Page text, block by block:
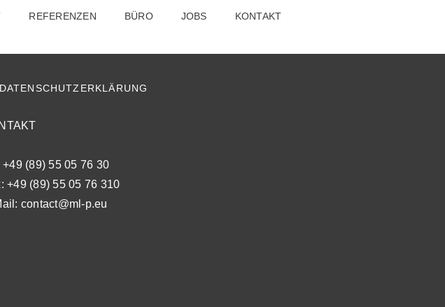
REFERENZEN BÜRO JOBS KONTAKT
DATENSCHUTZERKLÄRUNG
+49 (89) 55 05 76 30
+49 (89) 55 05 76 310
contact@ml-p.eu